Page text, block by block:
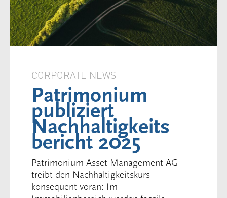
CORPORATE NEWS
Patrimonium
publiziert
Nachhaltigkeits
bericht 2025
Patrimonium Asset Management AG
treibt den Nachhaltigkeitskurs
konsequent voran: Im